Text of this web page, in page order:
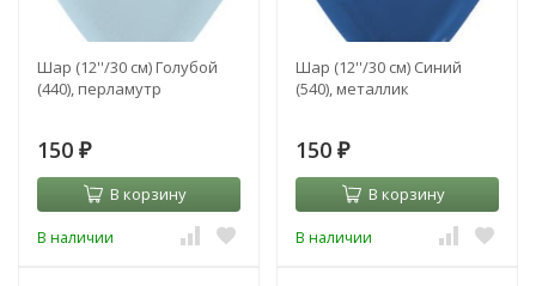
Шар (12''/30 см) Голубой
(440), перламутр
150 ₽
В корзину
В наличии
Шар (12''/30 см) Синий
(540), металлик
150 ₽
В корзину
В наличии